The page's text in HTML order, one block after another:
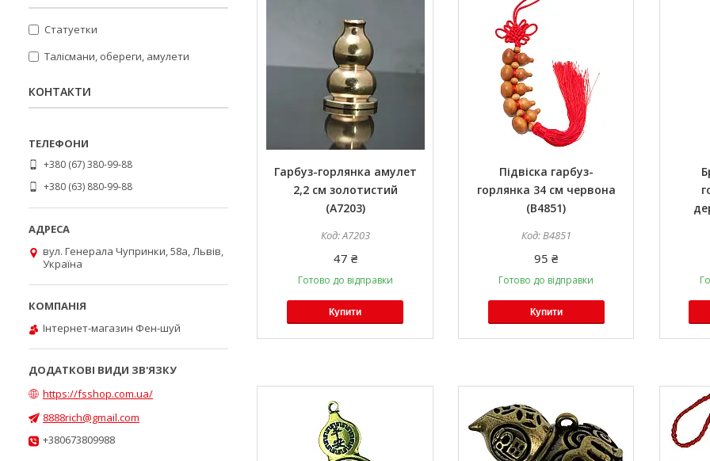
Гарбуз-горлянка амулет
2,2 см золотистий
(А7203)
А7203
47 ₴
Готово до відправки
Купити
Підвіска гарбуз-
горлянка 34 см червона
(B4851)
B4851
95 ₴
Готово до відправки
Купити
Статуетки
Талісмани, обереги, амулети
КОНТАКТИ
+380 (67) 380-99-88
+380 (63) 880-99-88
вул. Генерала Чупринки, 58а, Львів,
Україна
Інтернет-магазин Фен-шуй
https://fsshop.com.ua/
8888rich@gmail.com
+380673809988